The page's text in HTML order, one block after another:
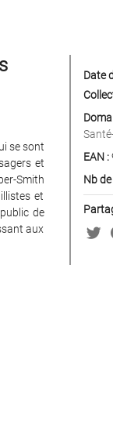
se sont
et
Smith
et
de
aux
Date
EAN :
Nb